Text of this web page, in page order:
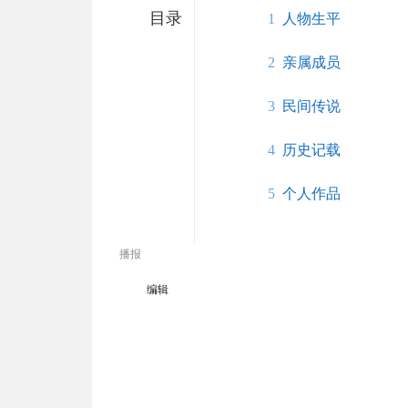
目录 1 人物生平
2 亲属成员
3 民间传说
4 历史记载
5 个人作品
播报
编辑